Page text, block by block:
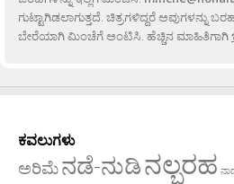
ಗುಟ್ಟಾಗಿಡಲಾಗುತ್ತದೆ. ಚಿತ್ರಗಳಿದ್ದರೆ ಅವುಗಳನ್ನು
ಬೇರೆಯಾಗಿ ಮಿಂಚೆಗೆ ಅಂಟಿಸಿ. ಹೆಚ್ಚಿನ ಮಾಹಿತಿಗಾಗಿ
ಕವಲುಗಳು
ಅರಿಮೆನಡೆ-ನುಡಿನಲ್ಬರಹ